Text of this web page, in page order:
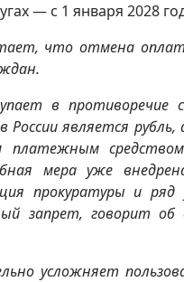
— с 1 января 2028
что отмена
в противоречие
России является
платежным
мера уже
прокуратуры и
запрет, говорит об
усложняет